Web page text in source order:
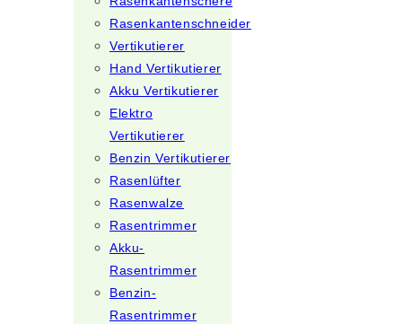
Rasenkantenschneider
Vertikutierer
Hand Vertikutierer
Akku Vertikutierer
Elektro
Vertikutierer
Benzin Vertikutierer
Rasenlüfter
Rasenwalze
Rasentrimmer
Akku-
Rasentrimmer
Benzin-
Rasentrimmer